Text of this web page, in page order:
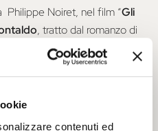
contenuti ed
Noiret, nel film “Gli
, tratto dal romanzo di